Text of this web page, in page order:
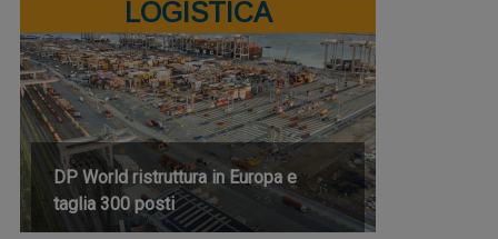
LOGISTICA
DP World ristruttura in Europa e
taglia 300 posti